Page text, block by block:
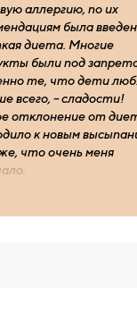
аллергию, по их
была
диета. Многие
были под
те, что дети
всего, – сладости!
отклонение от
к новым
что очень меня